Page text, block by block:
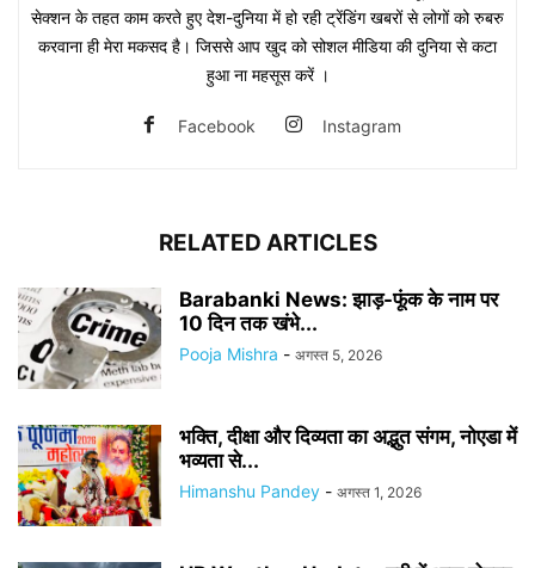
सेक्शन के तहत काम करते हुए देश-दुनिया में हो रही ट्रेंडिंग खबरों से लोगों को रुबरु
करवाना ही मेरा मकसद है। जिससे आप खुद को सोशल मीडिया की दुनिया से कटा
हुआ ना महसूस करें ।
Facebook Instagram
RELATED ARTICLES
Barabanki News: झाड़-फूंक के नाम पर
10 दिन तक खंभे...
Pooja Mishra - अगस्त 5, 2026
भक्ति, दीक्षा और दिव्यता का अद्भुत संगम, नोएडा में
भव्यता से...
Himanshu Pandey - अगस्त 1, 2026